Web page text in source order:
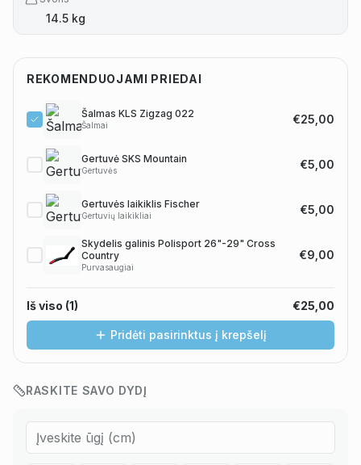
14.5 kg
REKOMENDUOJAMI PRIEDAI
Šalmas KLS Zigzag 022
Šalmai €25,00
Gertuvė SKS Mountain
Gertuvės €5,00
Gertuvės laikiklis Fischer
Gertuvių laikikliai €5,00
Skydelis galinis Polisport 26"-29" Cross
Country
Purvasaugiai
€9,00
Iš viso (1) €25,00
Pridėti pasirinktus į krepšelį
RASKITE SAVO DYDĮ